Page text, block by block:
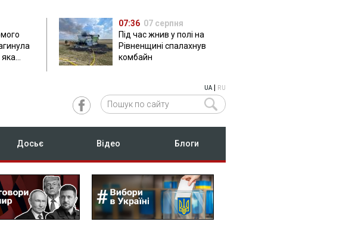
яка
07:36 07 серпня
Під час жнив у полі на
Рівненщині спалахнув
комбайн
UA| RU
Досьє Відео Блоги